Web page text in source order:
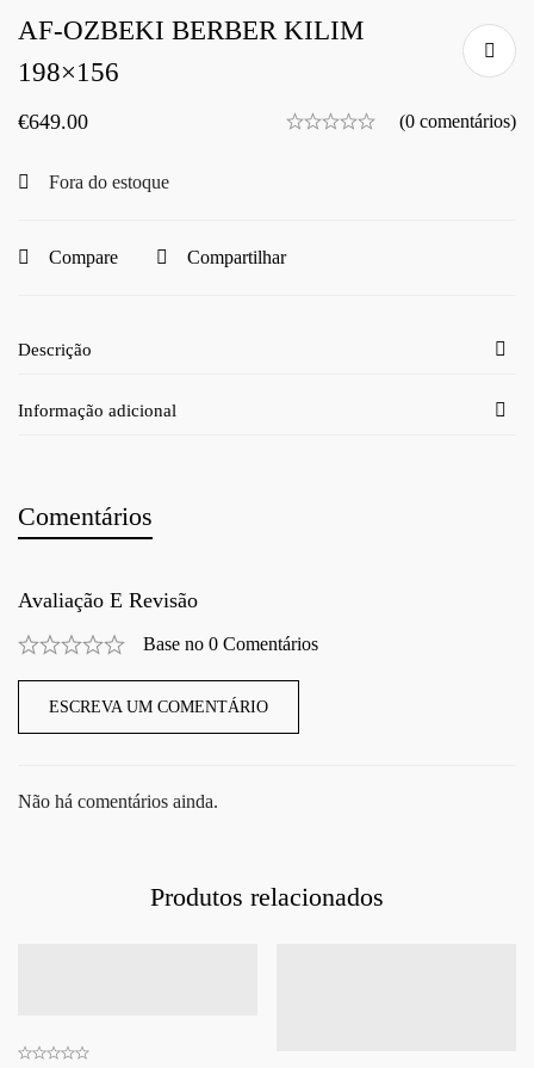
AF-OZBEKI BERBER KILIM
198×156
€649.00 (0 comentários)
Fora do estoque
Compare Compartilhar
Descrição
Informação adicional
Comentários
Avaliação E Revisão
Base no 0 Comentários
ESCREVA UM COMENTÁRIO
Não há comentários ainda.
Produtos relacionados